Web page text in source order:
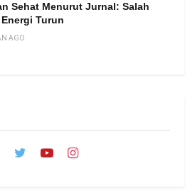
Sehat Menurut Jurnal: Salah
Turun
AGO